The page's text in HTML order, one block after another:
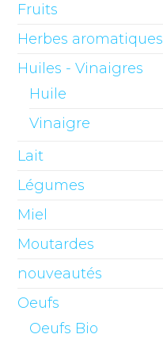
Fruits
Herbes aromatiques
Huiles - Vinaigres
Huile
Vinaigre
Lait
Légumes
Miel
Moutardes
nouveautés
Oeufs
Oeufs Bio